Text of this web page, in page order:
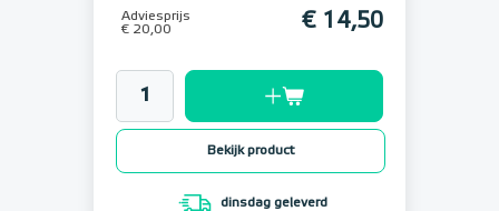
Adviesprijs
€ 20,00
€ 14,50
Bekijk product
dinsdag geleverd